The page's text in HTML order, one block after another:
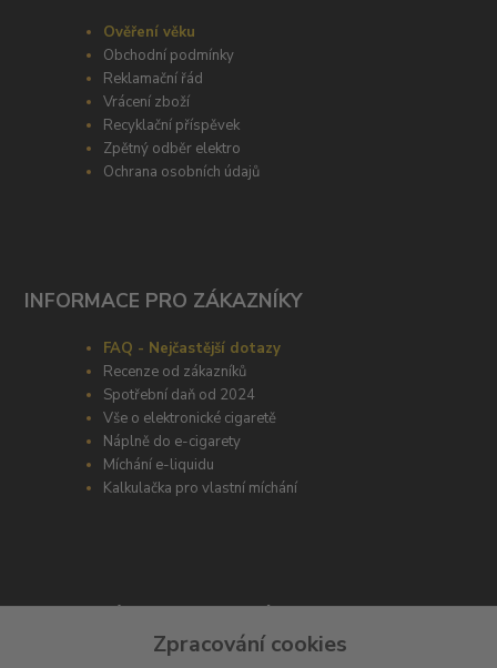
Ověření věku
Obchodní podmínky
Reklamační řád
Vrácení zboží
Recyklační příspěvek
Zpětný odběr elektro
Ochrana osobních údajů
INFORMACE PRO ZÁKAZNÍKY
FAQ - Nejčastější dotazy
Recenze od zákazníků
Spotřební daň od 2024
Vše o elektronické cigaretě
Náplně do e-cigarety
Míchání e-liquidu
Kalkulačka pro vlastní míchání
Zpracování cookies